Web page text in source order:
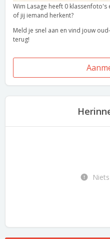
Wim Lasage heeft 0
of jij iemand herkent?
Meld je snel aan en vind jouw
terug!